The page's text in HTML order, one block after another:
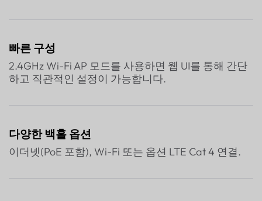
빠른 구성
2.4GHz Wi-Fi AP 모드를 사용하면 웹 UI를 통해 간단
하고 직관적인 설정이 가능합니다.
다양한 백홀 옵션
이더넷(PoE 포함), Wi-Fi 또는 옵션 LTE Cat 4 연결.